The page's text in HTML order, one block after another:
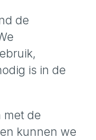
de
is in de
met de
kunnen we